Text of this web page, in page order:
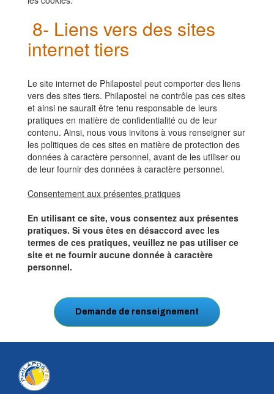
8- Liens vers des sites
internet tiers
Le site internet de Philapostel peut comporter des liens
vers des sites tiers. Philapostel ne contrôle pas ces sites
et ainsi ne saurait être tenu responsable de leurs
pratiques en matière de confidentialité ou de leur
contenu. Ainsi, nous vous invitons à vous renseigner sur
les politiques de ces sites en matière de protection des
données à caractère personnel, avant de les utiliser ou
de leur fournir des données à caractère personnel.
Consentement aux présentes pratiques
En utilisant ce site, vous consentez aux présentes
pratiques. Si vous êtes en désaccord avec les
termes de ces pratiques, veuillez ne pas utiliser ce
site et ne fournir aucune donnée à caractère
personnel.
Demande de renseignement